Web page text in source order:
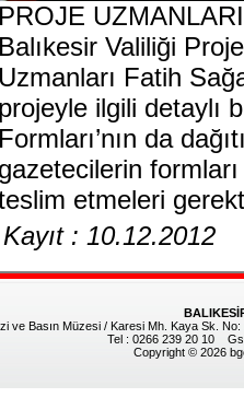
PROJE
Balıkesir Valiliği
Uzmanları Fatih
projeyle ilgili detaylı
Formları’nın da
gazetecilerin
etmeleri
Kayıt : 10.12.2012
ve Basın Müzesi / Karesi Mh. Kaya Sk.
Tel : 0266 239 20 10
Copyright © 2026